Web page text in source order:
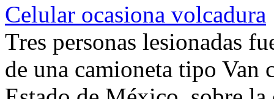
Celular ocasiona volcadura
Tres personas lesionadas
de una camioneta tipo